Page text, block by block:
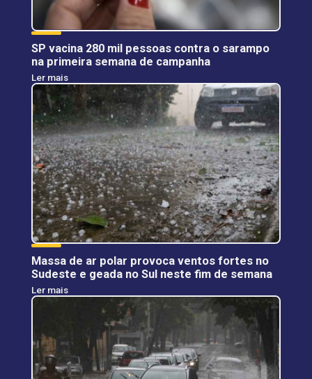
SP vacina 280 mil pessoas contra o sarampo
na primeira semana de campanha
Ler mais
Massa de ar polar provoca ventos fortes no
Sudeste e geada no Sul neste fim de semana
Ler mais